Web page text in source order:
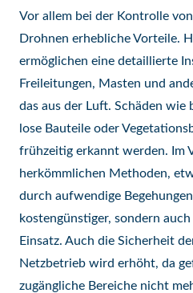
Vor allem bei der Kontrolle
Drohnen erhebliche Vorteile.
ermöglichen eine detaillierte
Freileitungen, Masten und
das aus der Luft. Schäden wie
lose Bauteile oder
frühzeitig erkannt werden. Im
herkömmlichen Methoden,
durch aufwendige
kostengünstiger, sondern
Einsatz. Auch die Sicherheit
Netzbetrieb wird erhöht, da
zugängliche Bereiche nicht